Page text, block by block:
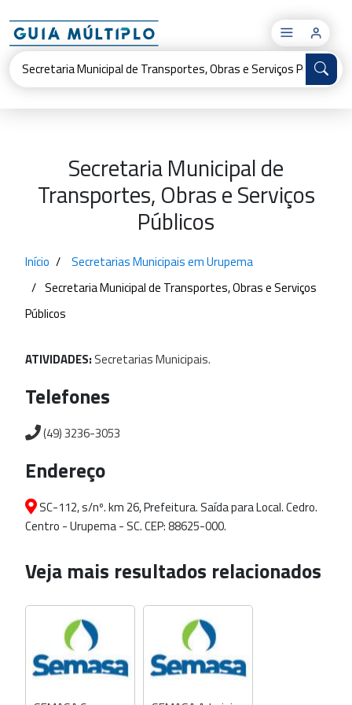
×
Secretaria Municipal de
Transportes, Obras e Serviços
Públicos
Início
Secretarias Municipais em Urupema
Secretaria Municipal de Transportes, Obras e Serviços
Públicos
ATIVIDADES: SecretariasMunicipais.
Telefones
(49) 3236-3053
Endereço
SC-112, s/nº. km 26, Prefeitura. Saída para Local. Cedro.
Centro - Urupema - SC. CEP: 88625-000.
Veja mais resultados relacionados